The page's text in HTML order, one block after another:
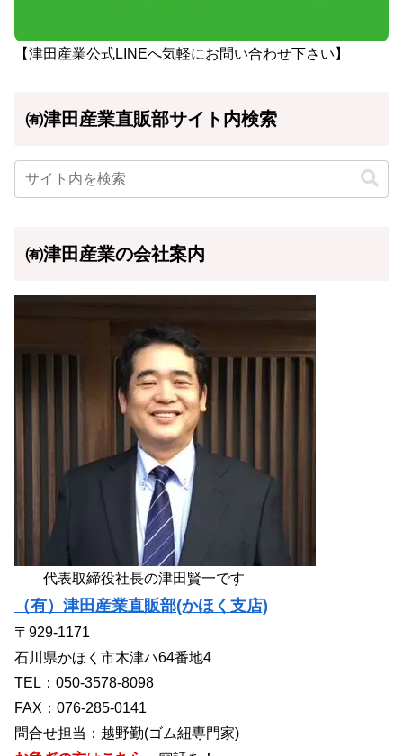
【津田産業公式LINEへ気軽にお問い合わせ下さい】
㈲津田産業直販部サイト内検索
㈲津田産業の会社案内
代表取締役社長の津田賢一です
（有）津田産業直販部(かほく支店)
〒929-1171
石川県かほく市木津ハ64番地4
TEL：050-3578-8098
FAX：076-285-0141
問合せ担当：越野勤(ゴム紐専門家)